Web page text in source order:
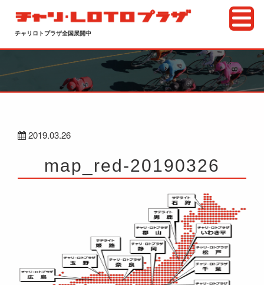
チャリロトプラザ全国展開中
2019.03.26
map_red-20190326